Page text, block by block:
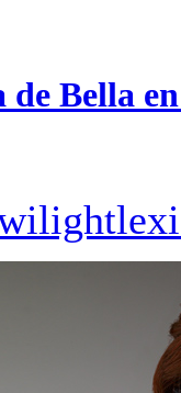
de Bella